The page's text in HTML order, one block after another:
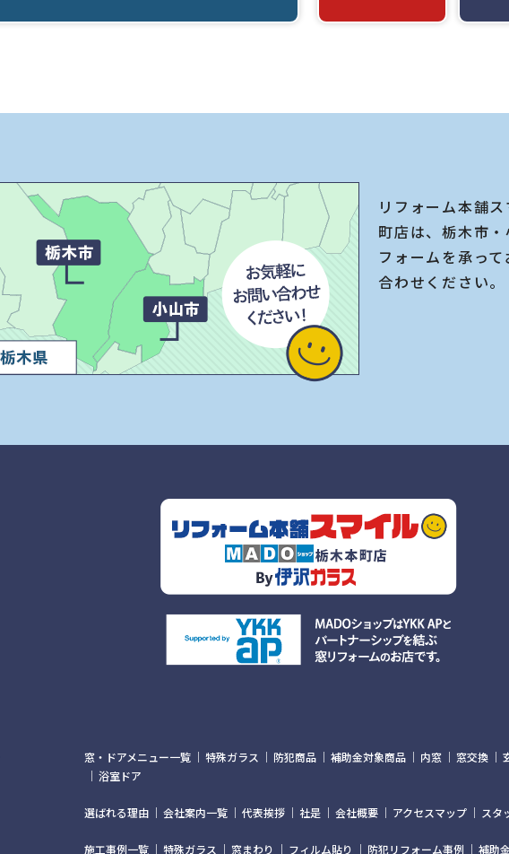
リフォーム本舗
町店は、栃木市
フォームを承っ
合わせください。
窓・ドアメニュー一覧 特殊ガラス 防犯商品 補助金対象商品 内窓 窓交換
浴室ドア
選ばれる理由 会社案内一覧 代表挨拶 社是 会社概要 アクセスマップ スタ
施工事例一覧 特殊ガラス 窓まわり フィルム貼り 防犯リフォーム事例 補助